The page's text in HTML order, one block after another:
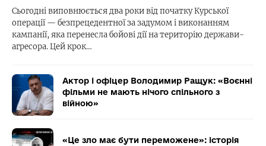
Сьогодні виповнюється два роки від початку Курської
операції — безпрецедентної за задумом і виконанням
кампанії, яка перенесла бойові дії на територію держави-
агресора. Цей крок…
Актор і офіцер Володимир Ращук: «Воєнні
фільми не мають нічого спільного з
війною»
«Це зло має бути переможене»: історія